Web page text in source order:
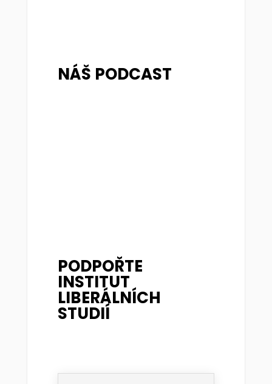
NÁŠ PODCAST
PODPOŘTE
INSTITUT
LIBERÁLNÍCH
STUDIÍ